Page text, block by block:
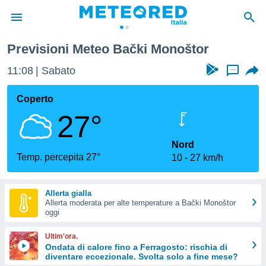
di
per
le
di
Web
le
Previsioni Meteo Bački Monoštor
11:08 Sabato ...
Coperto
27°
Temp. percepita 27°
Nord
10
27 km/h
Allerta gialla
Allerta moderata per alte temperature a Bački Monoštor
oggi
Ultim'ora.
Ondata di calore fino a Ferragosto: rischia di
diventare eccezionale. Svolta solo a fine mese?